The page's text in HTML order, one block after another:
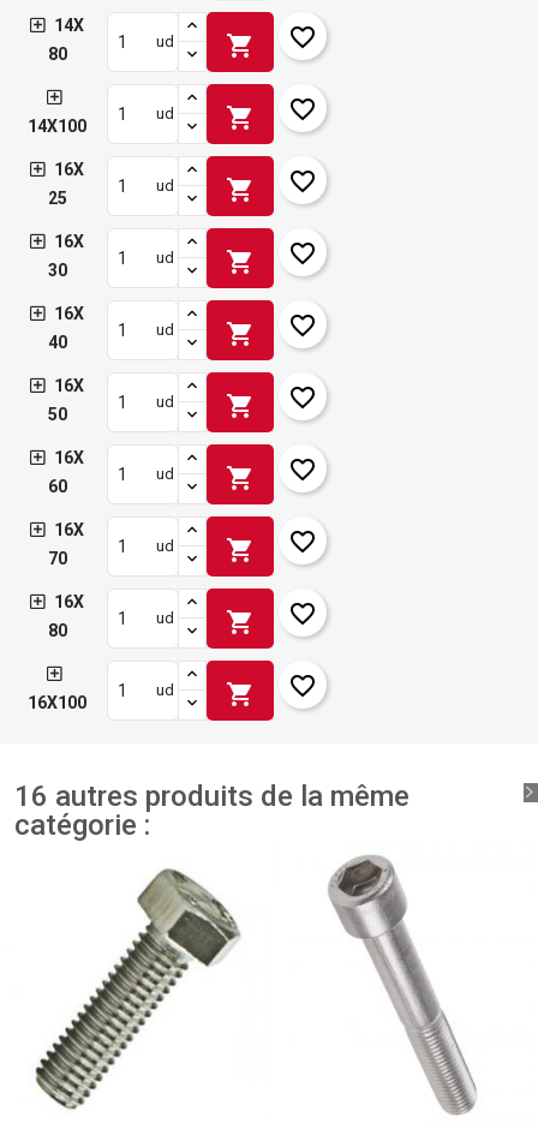
14X
80
ud shopping_cart favorite_border
14X100
ud shopping_cart favorite_border
16X
25
ud shopping_cart favorite_border
16X
30
ud shopping_cart favorite_border
16X
40
ud shopping_cart favorite_border
16X
50
ud shopping_cart favorite_border
16X
60
ud shopping_cart favorite_border
16X
70
ud shopping_cart favorite_border
16X
80
ud shopping_cart favorite_border
16X100
ud shopping_cart favorite_border
16 autres produits de la même
catégorie :